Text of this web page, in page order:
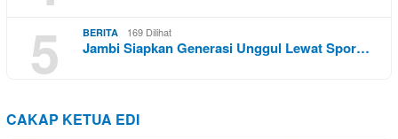
5
BERITA 169 Dilihat
Jambi Siapkan Generasi Unggul Lewat Spor…
CAKAP KETUA EDI